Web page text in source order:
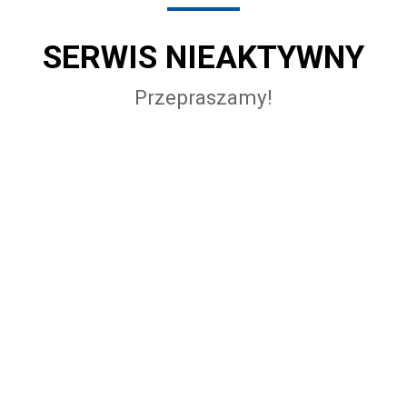
SERWIS NIEAKTYWNY
Przepraszamy!